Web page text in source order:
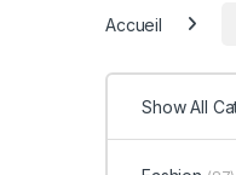
Accueil
Show All